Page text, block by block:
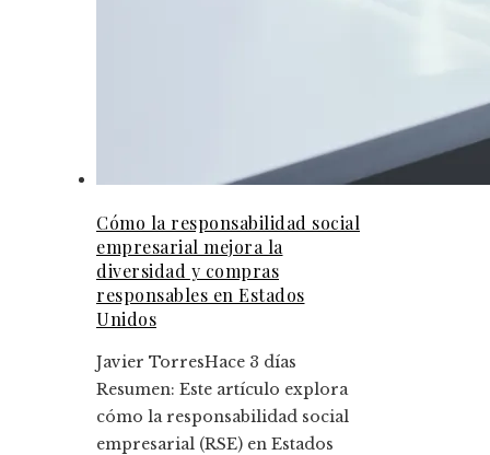
Cómo la responsabilidad social
empresarial mejora la
diversidad y compras
responsables en Estados
Unidos
Javier TorresHace 3 días
Resumen: Este artículo explora
cómo la responsabilidad social
empresarial (RSE) en Estados